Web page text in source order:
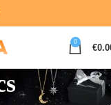
0
€